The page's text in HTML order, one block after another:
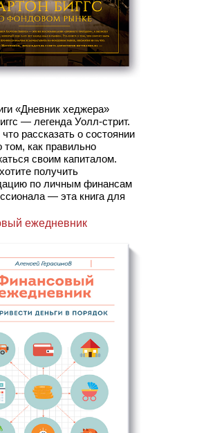
«Дневник хеджера»
— легенда Уолл-стрит.
рассказать о состоянии
том, как правильно
своим капиталом.
получить
по личным финансам
— эта книга для
ежедневник